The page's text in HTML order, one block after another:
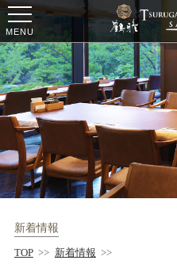
MENU
新着情報
TOP >> 新着情報 >>